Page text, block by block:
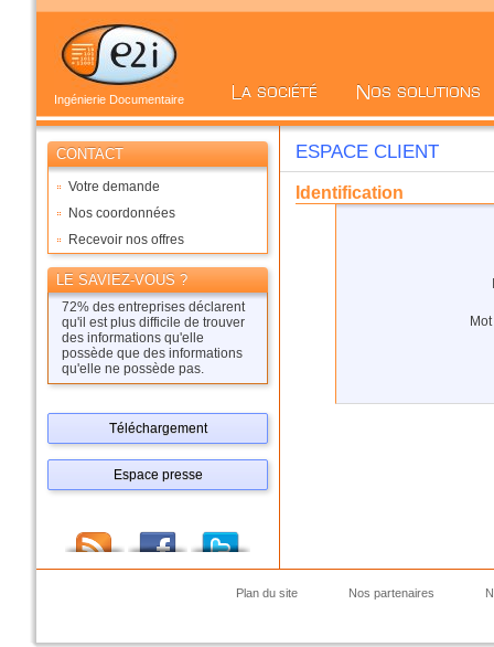
Ingénierie Documentaire
CONTACT
Votre demande
Nos coordonnées
Recevoir nos offres
LE SAVIEZ-VOUS ?
72% des entreprises déclarent
qu'il est plus difficile de trouver
des informations qu'elle
possède que des informations
qu'elle ne possède pas.
Téléchargement
Espace presse
ESPACE CLIENT
Identification
Plan du site Nos partenaires